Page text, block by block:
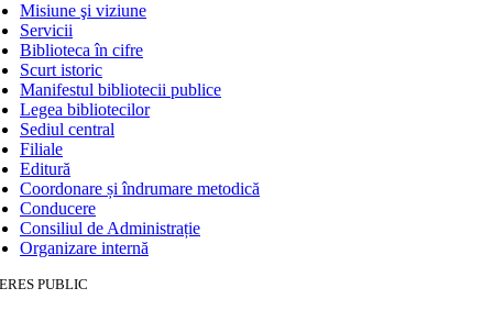
Misiune şi viziune
Servicii
Biblioteca în cifre
Scurt istoric
Manifestul bibliotecii publice
Legea bibliotecilor
Sediul central
Filiale
Editură
Coordonare și îndrumare metodică
Conducere
Consiliul de Administrație
Organizare internă
PUBLIC